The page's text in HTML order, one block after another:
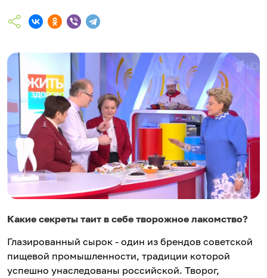
Какие секреты таит в себе творожное лакомство?
Глазированный сырок - один из брендов советской
пищевой промышленности, традиции которой
успешно унаследованы российской. Творог,